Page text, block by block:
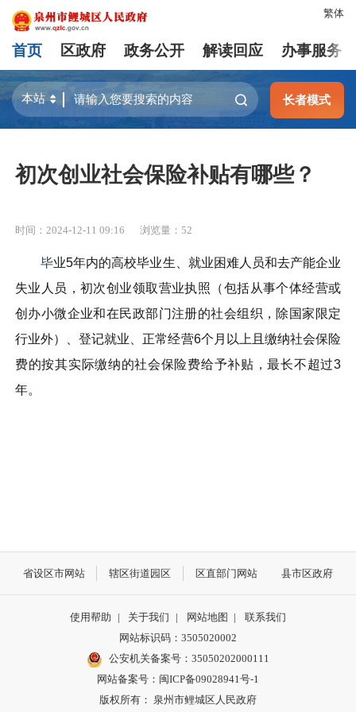
繁体
首页 区政府 政务公开 解读回应 办事服务
长者模式
初次创业社会保险补贴有哪些？
时间：2024-12-11 09:16 浏览量： 52
	毕
业5年内的高校毕业生、就业困难人员和去产能企业
失业人员，初次创业领取营业执照（包括从事个体经营或
创办小微企业和在民政部门注册的社会组织，除国家限定
行业外）、登记就业、正常经营6个月以上且缴纳社会保险
费的按其实际缴纳的社会保险费给予补贴，最长不超过3
年。
省设区市网站 辖区街道园区 区直部门网站 县市区政府
使用帮助 | 关于我们 | 网站地图 |
联系我们
网站标识码：3505020002
公安机关备案号：35050202000111
网站备案号：闽ICP备09028941号-1
版权所有： 泉州市鲤城区人民政府